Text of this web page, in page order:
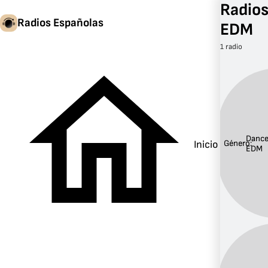
Radios Españolas
Inicio
EDM
1 radio
Género:EDM